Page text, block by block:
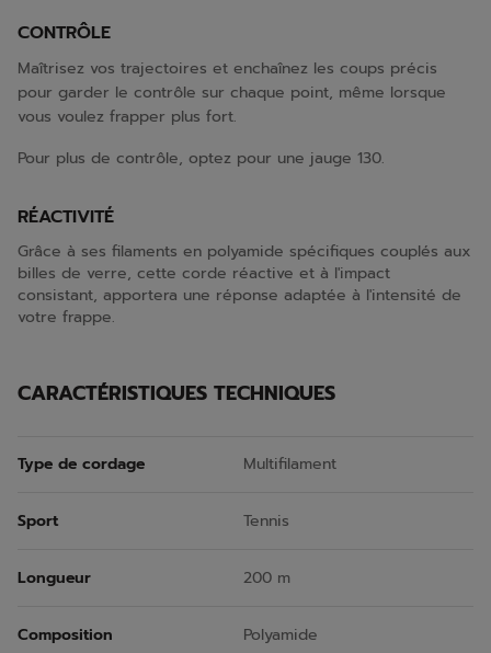
CONTRÔLE
Maîtrisez vos trajectoires et enchaînez les coups précis
pour garder le contrôle sur chaque point, même lorsque
vous voulez frapper plus fort.
Pour plus de contrôle, optez pour une jauge 130.
RÉACTIVITÉ
Grâce à ses filaments en polyamide spécifiques couplés aux
billes de verre, cette corde réactive et à l'impact
consistant, apportera une réponse adaptée à l'intensité de
votre frappe.
CARACTÉRISTIQUES TECHNIQUES
Type de cordage Multifilament
Sport Tennis
Longueur 200 m
Composition Polyamide